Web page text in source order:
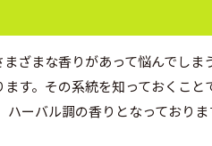
ざまな香りがあって悩んでしま
す。その系統を知っておくこ
ーバル調の香りとなっており